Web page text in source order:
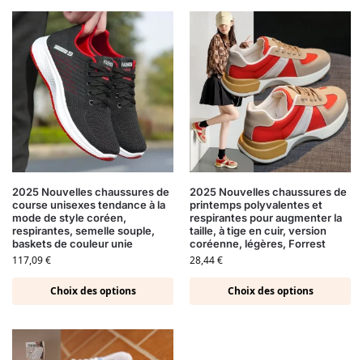
2025 Nouvelles chaussures de
course unisexes tendance à la
mode de style coréen,
respirantes, semelle souple,
baskets de couleur unie
117,09€
Choix des options
2025 Nouvelles chaussures de
printemps polyvalentes et
respirantes pour augmenter la
taille, à tige en cuir, version
coréenne, légères, Forrest
28,44€
Choix des options